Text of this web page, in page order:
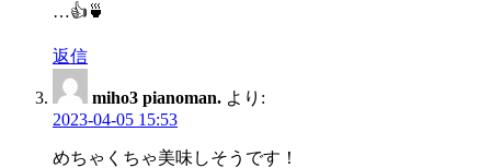
…👍🍵
返信
miho3 pianoman. より:
2023-04-05 15:53
めちゃくちゃ美味しそうです！